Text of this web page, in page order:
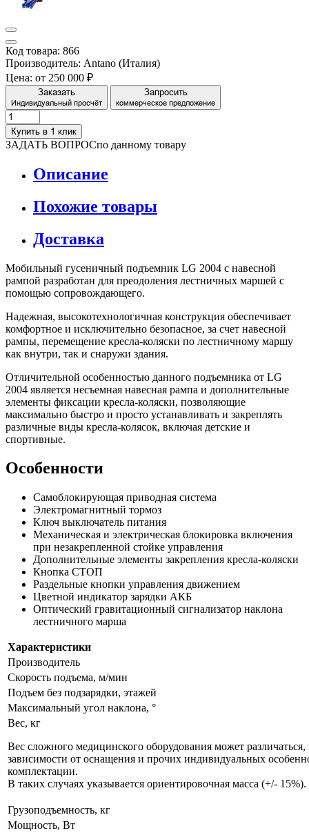
Код товара: 866
Производитель: Antano (Италия)
Цена: от 250 000 ₽
Заказать
Индивидуальный просчёт
Запросить
коммерческое предложение
Купить в 1 клик
ЗАДАТЬ ВОПРОСпо данному товару
Описание
Похожие товары
Доставка
Мобильный гусеничный подъемник LG 2004 с навесной
рампой разработан для преодоления лестничных маршей с
помощью сопровождающего.
Надежная, высокотехнологичная конструкция обеспечивает
комфортное и исключительно безопасное, за счет навесной
рампы, перемещение кресла-коляски по лестничному маршу
как внутри, так и снаружи здания.
Отличительной особенностью данного подъемника от LG
2004 является несъемная навесная рампа и дополнительные
элементы фиксации кресла-коляски, позволяющие
максимально быстро и просто устанавливать и закреплять
различные виды кресла-колясок, включая детские и
спортивные.
Особенности
Самоблокирующая приводная система
Электромагнитный тормоз
Ключ выключатель питания
Механическая и электрическая блокировка включения
при незакрепленной стойке управления
Дополнительные элементы закрепления кресла-коляски
Кнопка СТОП
Раздельные кнопки управления движением
Цветной индикатор зарядки АКБ
Оптический гравитационный сигнализатор наклона
лестничного марша
Характеристики
Производитель
Скорость подъема, м/мин
Подъем без подзарядки, этажей
Максимальный угол наклона, °
Вес, кг
Вес сложного медицинского оборудования может различаться,
зависимости от оснащения и прочих индивидуальных
комплектации.
В таких случаях указывается ориентировочная масса (+/- 15%).
Грузоподъемность, кг
Мощность, Вт